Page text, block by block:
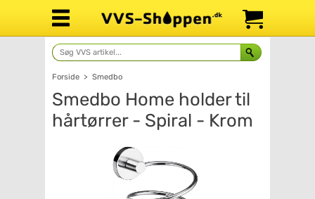
Forside > Smedbo
Smedbo Home holder til
hårtørrer - Spiral - Krom